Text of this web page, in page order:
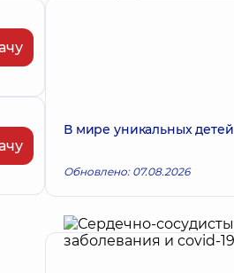
В мире уникальных детей
Обновлено: 07.08.2026